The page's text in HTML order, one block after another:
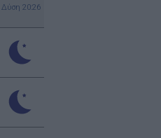
Δύση 20:26